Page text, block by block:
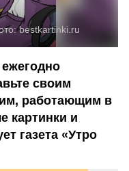
bestkartinki.ru
своим
работающим в
картинки и
газета «Утро